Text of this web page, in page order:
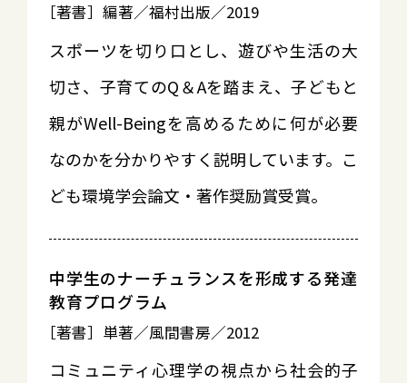
［著書］編著／福村出版／2019
スポーツを切り口とし、遊びや生活の大
切さ、子育てのQ＆Aを踏まえ、子どもと
親がWell-Beingを高めるために何が必要
なのかを分かりやすく説明しています。こ
ども環境学会論文・著作奨励賞受賞。
中学生のナーチュランスを形成する発達
教育プログラム
［著書］単著／風間書房／2012
コミュニティ心理学の視点から社会的子